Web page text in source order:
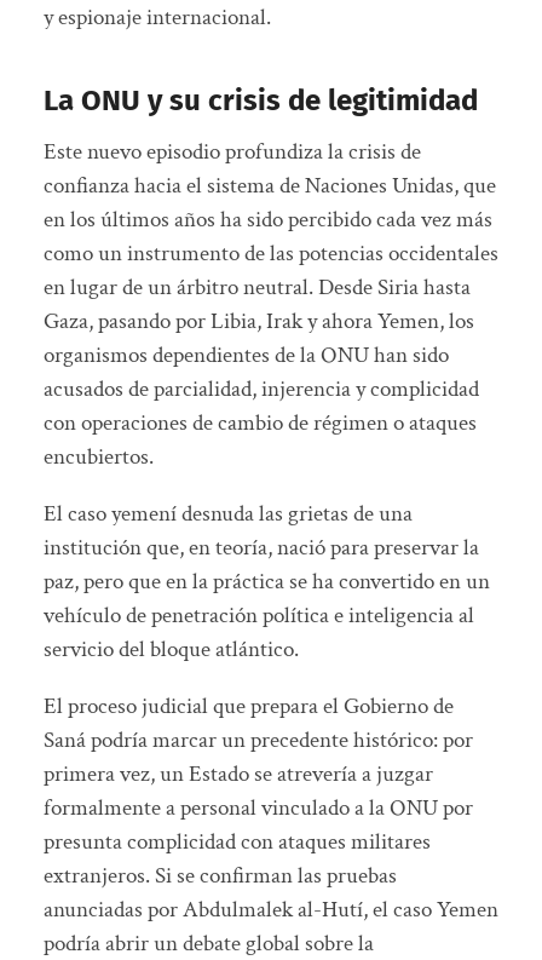
y espionaje internacional.
La ONU y su crisis de legitimidad
Este nuevo episodio profundiza la crisis de
confianza hacia el sistema de Naciones Unidas, que
en los últimos años ha sido percibido cada vez más
como un instrumento de las potencias occidentales
en lugar de un árbitro neutral. Desde Siria hasta
Gaza, pasando por Libia, Irak y ahora Yemen, los
organismos dependientes de la ONU han sido
acusados de parcialidad, injerencia y complicidad
con operaciones de cambio de régimen o ataques
encubiertos.
El caso yemení desnuda las grietas de una
institución que, en teoría, nació para preservar la
paz, pero que en la práctica se ha convertido en un
vehículo de penetración política e inteligencia al
servicio del bloque atlántico.
El proceso judicial que prepara el Gobierno de
Saná podría marcar un precedente histórico: por
primera vez, un Estado se atrevería a juzgar
formalmente a personal vinculado a la ONU por
presunta complicidad con ataques militares
extranjeros. Si se confirman las pruebas
anunciadas por Abdulmalek al-Hutí, el caso Yemen
podría abrir un debate global sobre la